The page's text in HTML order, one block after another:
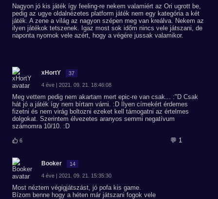
Nagyon jó kis játék így feeling-re nekem valamiért az Ori ugrott be,
pedig az ugye oldalnézetes platform játék nem egy kategória a két
játék. A zene a világ az nagyon szépen meg van kreálva. Nekem az
ilyen játékok tetszenek. Igaz most sok időm nincs vele játszani, de
naponta nyomok vele azért, hogy a végére jussak valamikor.
xHortY 37
4 éve | 2021. 09. 21. 18:46:08
Meg vettem pedig nem akartam mert epic-re van csak... :"D Csak
hát jó a játék így nem bírtam várni. :D Ilyen címekért érdemes
fizetni és nem virág boltozni ezeket kell támogatni az értelmes
dolgokat. Szerintem élvezetes aranyos semmi negatívum
számomra 10/10. :D
6 💬 1
Booker 14
4 éve | 2021. 09. 21. 15:35:30
Most néztem végigjátszást, jó pofa kis game.
Bízom benne hogy a héten már játszani fogok vele